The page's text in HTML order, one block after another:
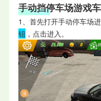
手动挡停车场游戏
1、首先打开手动停车场
钮 ，点击进入。